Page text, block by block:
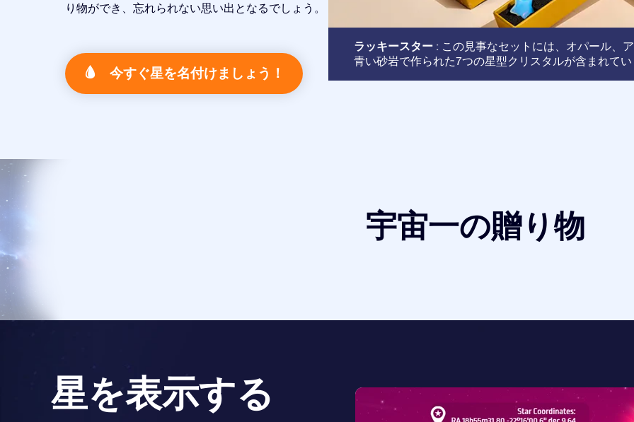
り物ができ、忘れられない思い出となるでしょう。
今すぐ星を名付けましょう！
ラッキースター : この見事なセットには、オパール、
青い砂岩で作られた7つの星型クリスタルが含まれて
宇宙一の贈り物
星を表示する